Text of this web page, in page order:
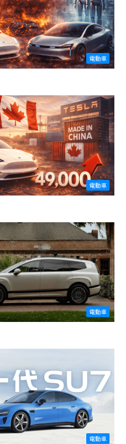
電動車
電動車
電動車
電動車